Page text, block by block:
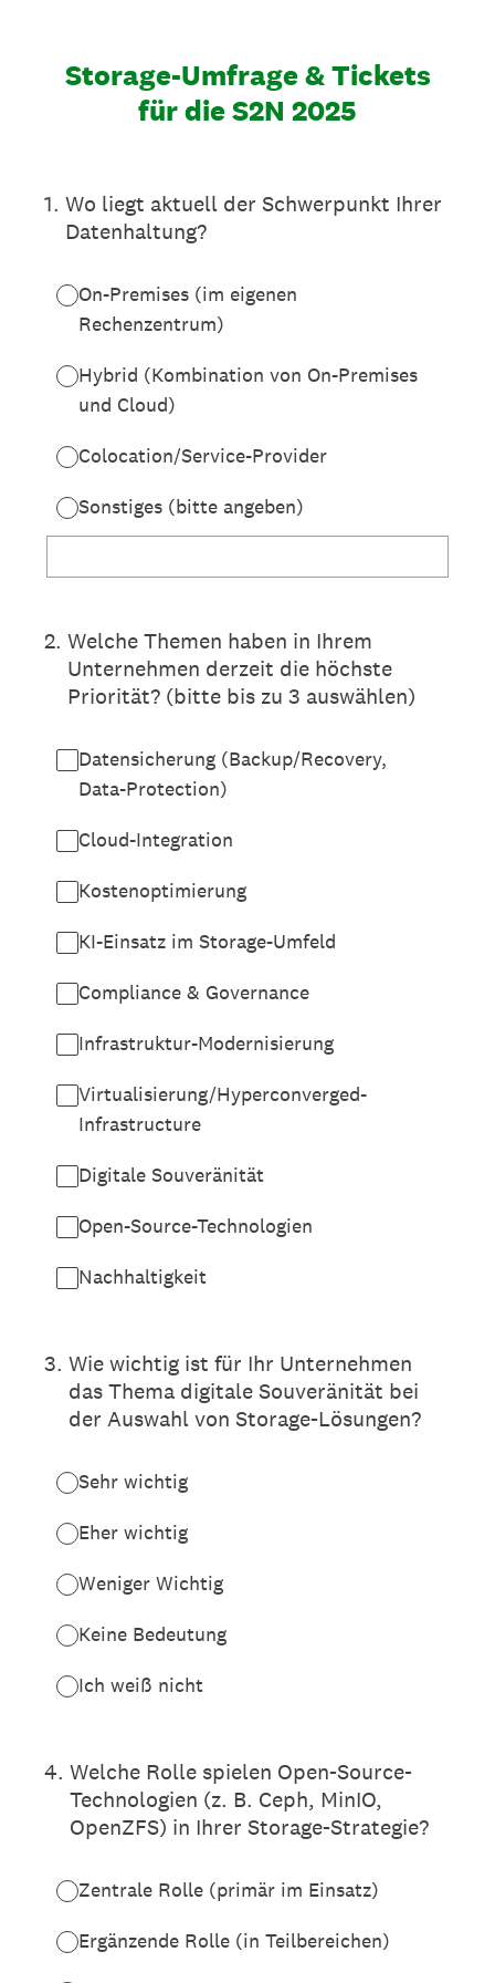
Storage-Umfrage & Tickets
für die S2N 2025
1. Wo liegt aktuell der Schwerpunkt Ihrer
Datenhaltung?
On-Premises (im eigenen
Rechenzentrum)
Hybrid (Kombination von On-Premises
und Cloud)
Colocation/Service-Provider
Sonstiges (bitte angeben)
2. Welche Themen haben in Ihrem
Unternehmen derzeit die höchste
Priorität? (bitte bis zu 3 auswählen)
Datensicherung (Backup/Recovery,
Data-Protection)
Cloud-Integration
Kostenoptimierung
KI-Einsatz im Storage-Umfeld
Compliance & Governance
Infrastruktur-Modernisierung
Virtualisierung/Hyperconverged-
Infrastructure
Digitale Souveränität
Open-Source-Technologien
Nachhaltigkeit
3. Wie wichtig ist für Ihr Unternehmen
das Thema digitale Souveränität bei
der Auswahl von Storage-Lösungen?
Sehr wichtig
Eher wichtig
Weniger Wichtig
Keine Bedeutung
Ich weiß nicht
4. Welche Rolle spielen Open-Source-
Technologien (z. B. Ceph, MinIO,
OpenZFS) in Ihrer Storage-Strategie?
Zentrale Rolle (primär im Einsatz)
Ergänzende Rolle (in Teilbereichen)